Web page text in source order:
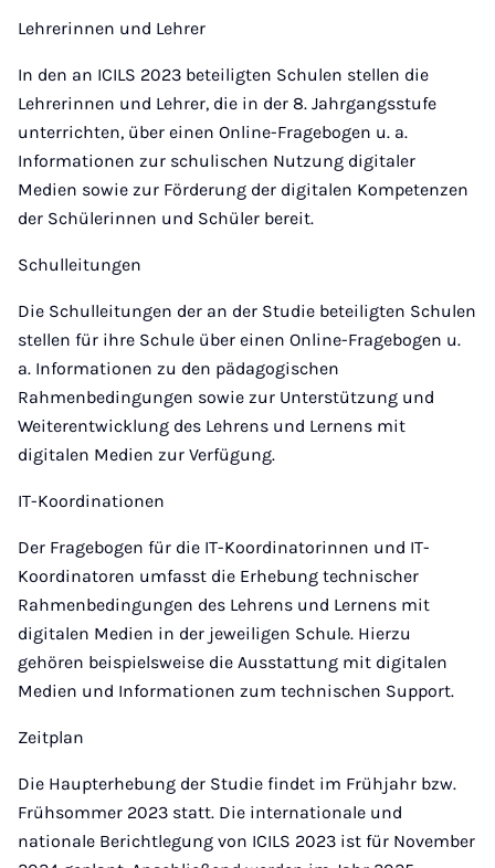
Lehrerinnen und Lehrer
In den an ICILS 2023 beteiligten Schulen stellen die
Lehrerinnen und Lehrer, die in der 8. Jahrgangsstufe
unterrichten, über einen Online-Fragebogen u. a.
Informationen zur schulischen Nutzung digitaler
Medien sowie zur Förderung der digitalen Kompetenzen
der Schülerinnen und Schüler bereit.
Schulleitungen
Die Schulleitungen der an der Studie beteiligten Schulen
stellen für ihre Schule über einen Online-Fragebogen u.
a. Informationen zu den pädagogischen
Rahmenbedingungen sowie zur Unterstützung und
Weiterentwicklung des Lehrens und Lernens mit
digitalen Medien zur Verfügung.
IT-Koordinationen
Der Fragebogen für die IT-Koordinatorinnen und IT-
Koordinatoren umfasst die Erhebung technischer
Rahmenbedingungen des Lehrens und Lernens mit
digitalen Medien in der jeweiligen Schule. Hierzu
gehören beispielsweise die Ausstattung mit digitalen
Medien und Informationen zum technischen Support.
Zeitplan
Die Haupterhebung der Studie findet im Frühjahr bzw.
Frühsommer 2023 statt. Die internationale und
nationale Berichtlegung von ICILS 2023 ist für November